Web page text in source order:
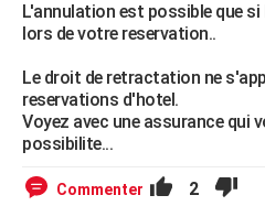
Bricolage
Lifestyle
Culture
Sport
Auto
Television
Voyage
Cinema
L'annulation est possible que
lors de votre reservation..
Le droit de retractation ne
reservations d'hotel.
Voyez avec une assurance qui
possibilite...
Commenter 2